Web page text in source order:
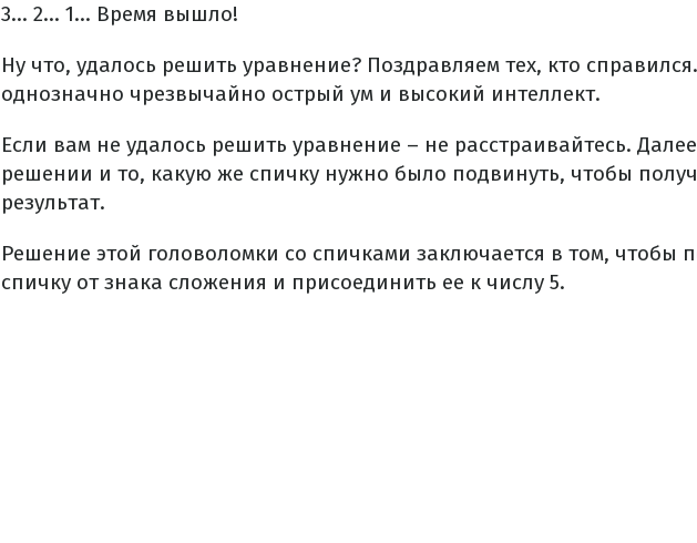
3... 2... 1... Время вышло!
Ну что, удалось решить уравнение? Поздравляем тех, кто
однозначно чрезвычайно острый ум и высокий интеллект.
Если вам не удалось решить уравнение – не расстраивайтесь.
решении и то, какую же спичку нужно было подвинуть, чтобы
результат.
Решение этой головоломки со спичками заключается в том, чтобы
спичку от знака сложения и присоединить ее к числу 5.